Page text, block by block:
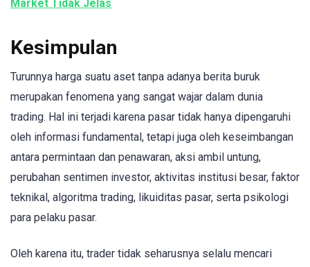
Market Tidak Jelas
Kesimpulan
Turunnya harga suatu aset tanpa adanya berita buruk
merupakan fenomena yang sangat wajar dalam dunia
trading. Hal ini terjadi karena pasar tidak hanya dipengaruhi
oleh informasi fundamental, tetapi juga oleh keseimbangan
antara permintaan dan penawaran, aksi ambil untung,
perubahan sentimen investor, aktivitas institusi besar, faktor
teknikal, algoritma trading, likuiditas pasar, serta psikologi
para pelaku pasar.
Oleh karena itu, trader tidak seharusnya selalu mencari